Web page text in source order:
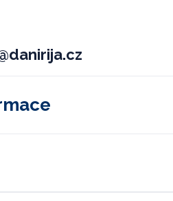
danirija.cz